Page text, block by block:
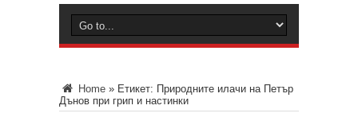
Home » Етикет: Природните илачи на Петър
Дънов при грип и настинки